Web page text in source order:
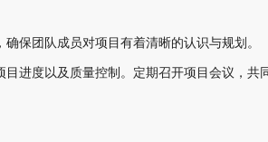
保团队成员对项目有着清晰的认识与规划。
进度以及质量控制。定期召开项目会议，